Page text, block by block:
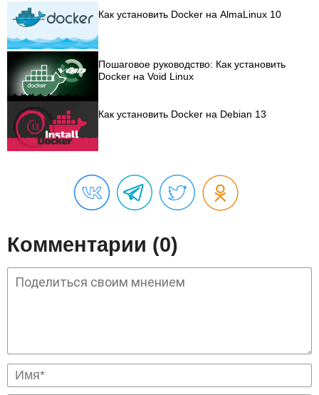
Как установить Docker на AlmaLinux 10
Пошаговое руководство: Как установить
Docker на Void Linux
Как установить Docker на Debian 13
Комментарии (0)